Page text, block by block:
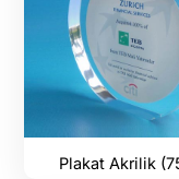
Plakat Akrilik